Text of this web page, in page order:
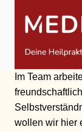
Im Team
wollen wir hier